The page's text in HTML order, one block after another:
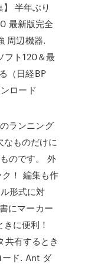
半年ぶり
最新版完全
周辺機器.
フト120＆最
（日経BP
ロード
ランニング
なものだけに
のです。 外
！ 編集も作
形式に対
にマーカー
に便利！
有するとき
ード. Ant ダ